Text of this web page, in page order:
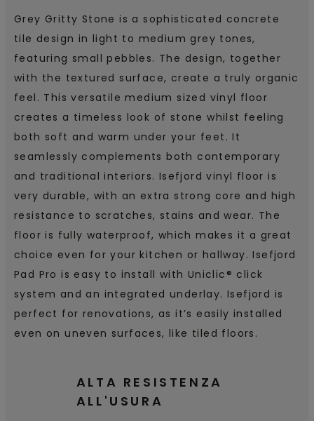
Grey Gritty Stone is a sophisticated concrete
tile design in light to medium grey tones,
featuring small pebbles. The design, together
with the textured surface, create a truly organic
feel. This versatile medium sized vinyl floor
creates a timeless look of stone whilst feeling
both soft and warm under your feet. It
seamlessly complements both contemporary
and traditional interiors. Isefjord vinyl floor is
very durable, with an extra strong core and high
resistance to scratches, stains and wear. The
floor is fully waterproof, which makes it a great
choice even for your kitchen or hallway. Isefjord
Pad Pro is easy to install with Uniclic® click
system and an integrated underlay. Isefjord is
perfect for renovations, as it’s easily installed
even on uneven surfaces, like tiled floors.
ALTA RESISTENZA
ALL'USURA